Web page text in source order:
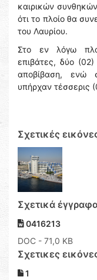
καιρικών
ότι το πλοίο θα
του Λαυρίου.
Στο εν λόγω
επιβάτες, δύο
αποβίβαση, ενώ
υπήρχαν τέσσερις
Σχετικές
Σχετικά
0416213
DOC - 71,0 KB
Σχετικες
1